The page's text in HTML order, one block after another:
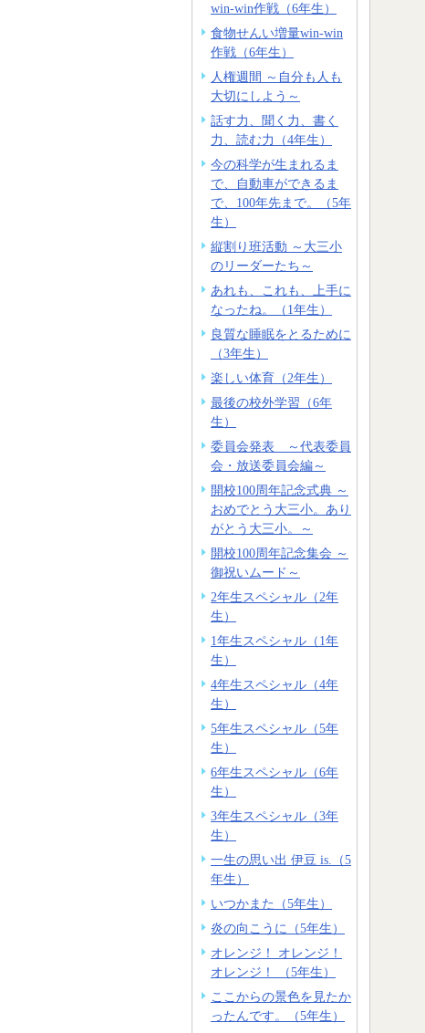
win-win作戦（6年生）
食物せんい増量win-win
作戦（6年生）
人権週間 ～自分も人も
大切にしよう～
話す力、聞く力、書く
力、読む力（4年生）
今の科学が生まれるま
で、自動車ができるま
で、100年先まで。（5年
生）
縦割り班活動 ～大三小
のリーダーたち～
あれも、これも、上手に
なったね。（1年生）
良質な睡眠をとるために
（3年生）
楽しい体育（2年生）
最後の校外学習（6年
生）
委員会発表 ～代表委員
会・放送委員会編～
開校100周年記念式典 ～
おめでとう大三小。あり
がとう大三小。～
開校100周年記念集会 ～
御祝いムード～
2年生スペシャル（2年
生）
1年生スペシャル（1年
生）
4年生スペシャル（4年
生）
5年生スペシャル（5年
生）
6年生スペシャル（6年
生）
3年生スペシャル（3年
生）
一生の思い出 伊豆 is.（5
年生）
いつかまた（5年生）
炎の向こうに（5年生）
オレンジ！ オレンジ！
オレンジ！ （5年生）
ここからの景色を見たか
ったんです。（5年生）